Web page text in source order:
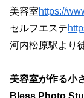
美容室https://
セルフエステ
河内松原駅より
美容室が作る小
Bless Photo